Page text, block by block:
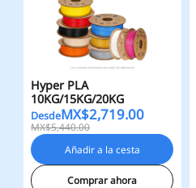
Hyper PLA
10KG/15KG/20KG
DesdeMX$2,719.00
MX$5,440.00
Añadir a la cesta
Comprar ahora